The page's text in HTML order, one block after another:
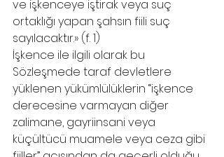
ve işkenceye iştirak veya suç
ortaklığı yapan şahsın fiili suç
sayılacaktır.» (f. 1)
İşkence ile ilgili olarak bu
Sözleşmede taraf devletlere
yüklenen yükümlülüklerin “işkence
derecesine varmayan diğer
zalimane, gayriinsani veya
küçültücü muamele veya ceza gibi